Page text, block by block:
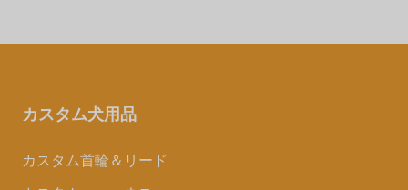
カスタム犬用品
カスタム首輪＆リード